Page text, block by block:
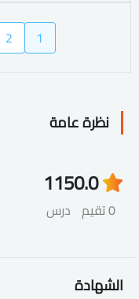
1
2
نظرة عامة
0.0
0 تقيم
115
درس
الشهادة